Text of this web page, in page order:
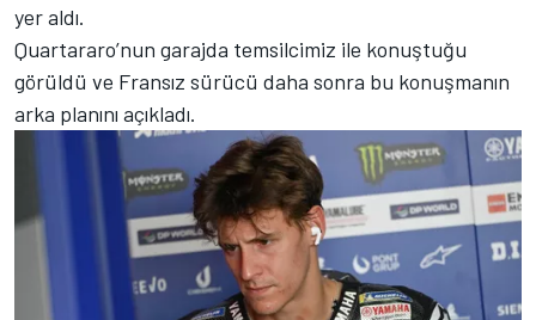
yer aldı.
Quartararo’nun garajda temsilcimiz ile konuştuğu
görüldü ve Fransız sürücü daha sonra bu konuşmanın
arka planını açıkladı.